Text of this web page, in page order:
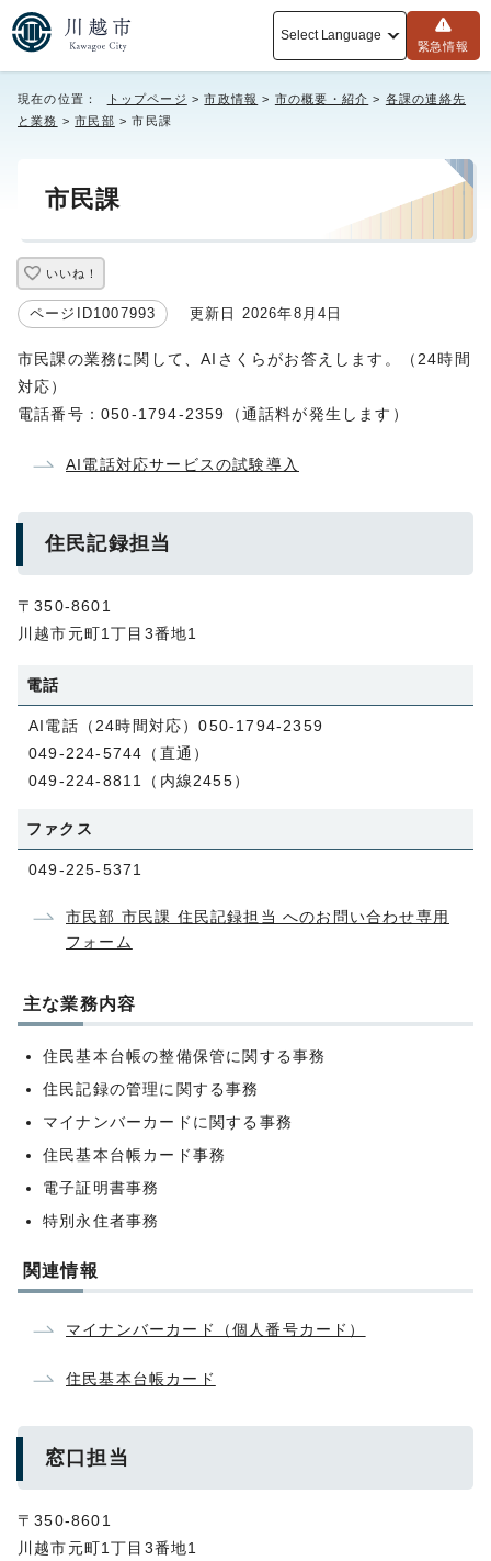
Select Language
緊急情報
現在の位置： トップページ >市政情報 > 市の概要・紹介 > 各課の連絡先
と業務 >市民部 > 市民課
市民課
いいね！
ページID1007993 更新日 2026年8月4日
市民課の業務に関して、AIさくらがお答えします。（24時間
対応）
電話番号：050-1794-2359（通話料が発生します）
AI電話対応サービスの試験導入
住民記録担当
〒350-8601
川越市元町1丁目3番地1
電話
AI電話（24時間対応）050-1794-2359
049-224-5744（直通）
049-224-8811（内線2455）
ファクス
049-225-5371
市民部 市民課 住民記録担当 へのお問い合わせ専用
フォーム
主な業務内容
住民基本台帳の整備保管に関する事務
住民記録の管理に関する事務
マイナンバーカードに関する事務
住民基本台帳カード事務
電子証明書事務
特別永住者事務
関連情報
マイナンバーカード（個人番号カード）
住民基本台帳カード
窓口担当
〒350-8601
川越市元町1丁目3番地1